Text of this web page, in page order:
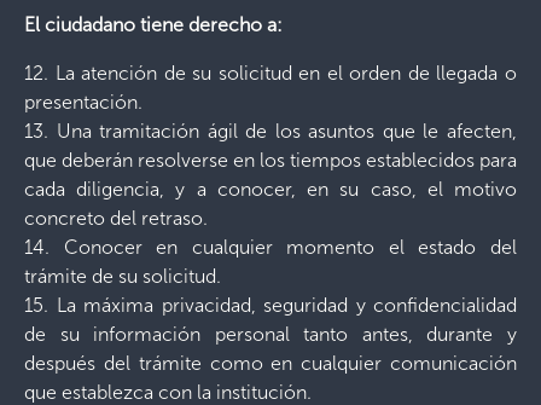
El ciudadano tiene derecho a:
12. La atención de su solicitud en el orden de llegada o
presentación.
13. Una tramitación ágil de los asuntos que le afecten,
que deberán resolverse en los tiempos establecidos para
cada diligencia, y a conocer, en su caso, el motivo
concreto del retraso.
14. Conocer en cualquier momento el estado del
trámite de su solicitud.
15. La máxima privacidad, seguridad y confidencialidad
de su información personal tanto antes, durante y
después del trámite como en cualquier comunicación
que establezca con la institución.